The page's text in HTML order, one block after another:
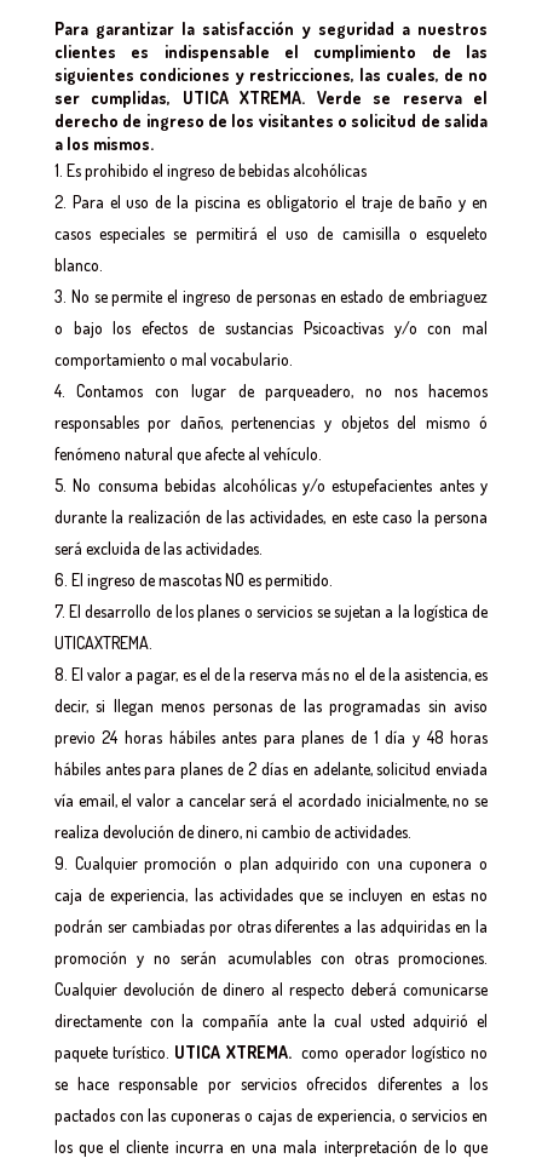
Para garantizar la satisfacción y seguridad a nuestros
clientes es indispensable el cumplimiento de las
siguientes condiciones y restricciones, las cuales, de no
ser cumplidas, UTICA XTREMA. Verde se reserva el
derecho de ingreso de los visitantes o solicitud de salida
a los mismos.
Es prohibido el ingreso de bebidas alcohólicas
Para el uso de la piscina es obligatorio el traje de baño y en
casos especiales se permitirá el uso de camisilla o esqueleto
blanco.
No se permite el ingreso de personas en estado de embriaguez
o bajo los efectos de sustancias Psicoactivas y/o con mal
comportamiento o mal vocabulario.
Contamos con lugar de parqueadero, no nos hacemos
responsables por daños, pertenencias y objetos del mismo ó
fenómeno natural que afecte al vehículo.
No consuma bebidas alcohólicas y/o estupefacientes antes y
durante la realización de las actividades, en este caso la persona
será excluida de las actividades.
El ingreso de mascotas NO es permitido.
El desarrollo de los planes o servicios se sujetan a la logística de
UTICAXTREMA.
El valor a pagar, es el de la reserva más no el de la asistencia, es
decir, si llegan menos personas de las programadas sin aviso
previo 24 horas hábiles antes para planes de 1 día y 48 horas
hábiles antes para planes de 2 días en adelante, solicitud enviada
vía email, el valor a cancelar será el acordado inicialmente, no se
realiza devolución de dinero, ni cambio de actividades.
Cualquier promoción o plan adquirido con una cuponera o
caja de experiencia, las actividades que se incluyen en estas no
podrán ser cambiadas por otras diferentes a las adquiridas en la
promoción y no serán acumulables con otras promociones.
Cualquier devolución de dinero al respecto deberá comunicarse
directamente con la compañía ante la cual usted adquirió el
paquete turístico. UTICA XTREMA. como operador logístico no
se hace responsable por servicios ofrecidos diferentes a los
pactados con las cuponeras o cajas de experiencia, o servicios en
los que el cliente incurra en una mala interpretación de lo que